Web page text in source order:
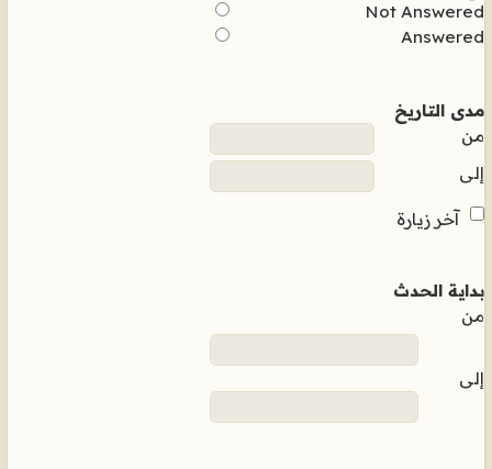
Not Answered
Answered
مدى التاريخ
من
إلى
آخر زيارة
بداية الحدث
من
إلى